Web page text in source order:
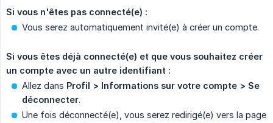
Si vous n'êtes pas connecté(e) :
Vous serez automatiquement invité(e) à créer un compte.
Si vous êtes déjà connecté(e) et que vous souhaitez créer
un compte avec un autre identifiant :
Allez dans Profil > Informations sur votre compte > Se
déconnecter.
Une fois déconnecté(e), vous serez redirigé(e) vers la page